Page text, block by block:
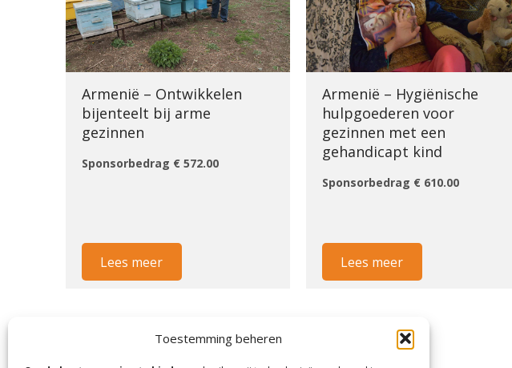
Toestemming beheren
Armenië – Ontwikkelen
bijenteelt bij arme
gezinnen
Sponsorbedrag € 572.00
Lees meer
Armenië – Hygiënische
hulpgoederen voor
gezinnen met een
gehandicapt kind
Sponsorbedrag € 610.00
Lees meer
Next »